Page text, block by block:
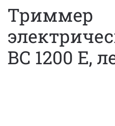
Триммер
BC 1200 E,